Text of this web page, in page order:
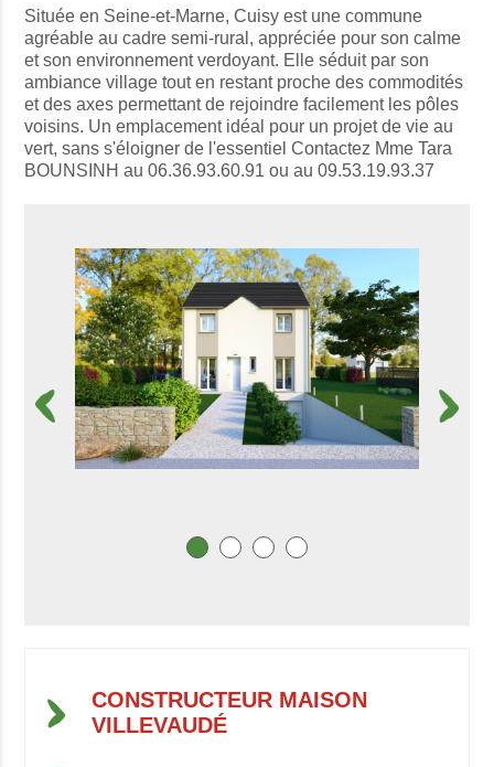
Située en Seine-et-Marne, Cuisy est une commune
agréable au cadre semi-rural, appréciée pour son calme
et son environnement verdoyant. Elle séduit par son
ambiance village tout en restant proche des commodités
et des axes permettant de rejoindre facilement les pôles
voisins. Un emplacement idéal pour un projet de vie au
vert, sans s'éloigner de l'essentiel Contactez Mme Tara
BOUNSINH au 06.36.93.60.91 ou au 09.53.19.93.37
CONSTRUCTEUR MAISON
VILLEVAUDÉ